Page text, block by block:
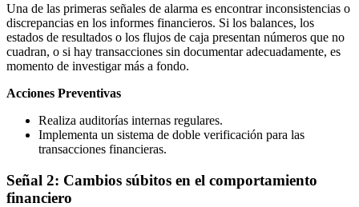
Una de las primeras señales de alarma es encontrar inconsistencias o
discrepancias en los informes financieros. Si los balances, los
estados de resultados o los flujos de caja presentan números que no
cuadran, o si hay transacciones sin documentar adecuadamente, es
momento de investigar más a fondo.
Acciones Preventivas
Realiza auditorías internas regulares.
Implementa un sistema de doble verificación para las
transacciones financieras.
Señal 2: Cambios súbitos en el comportamiento
financiero